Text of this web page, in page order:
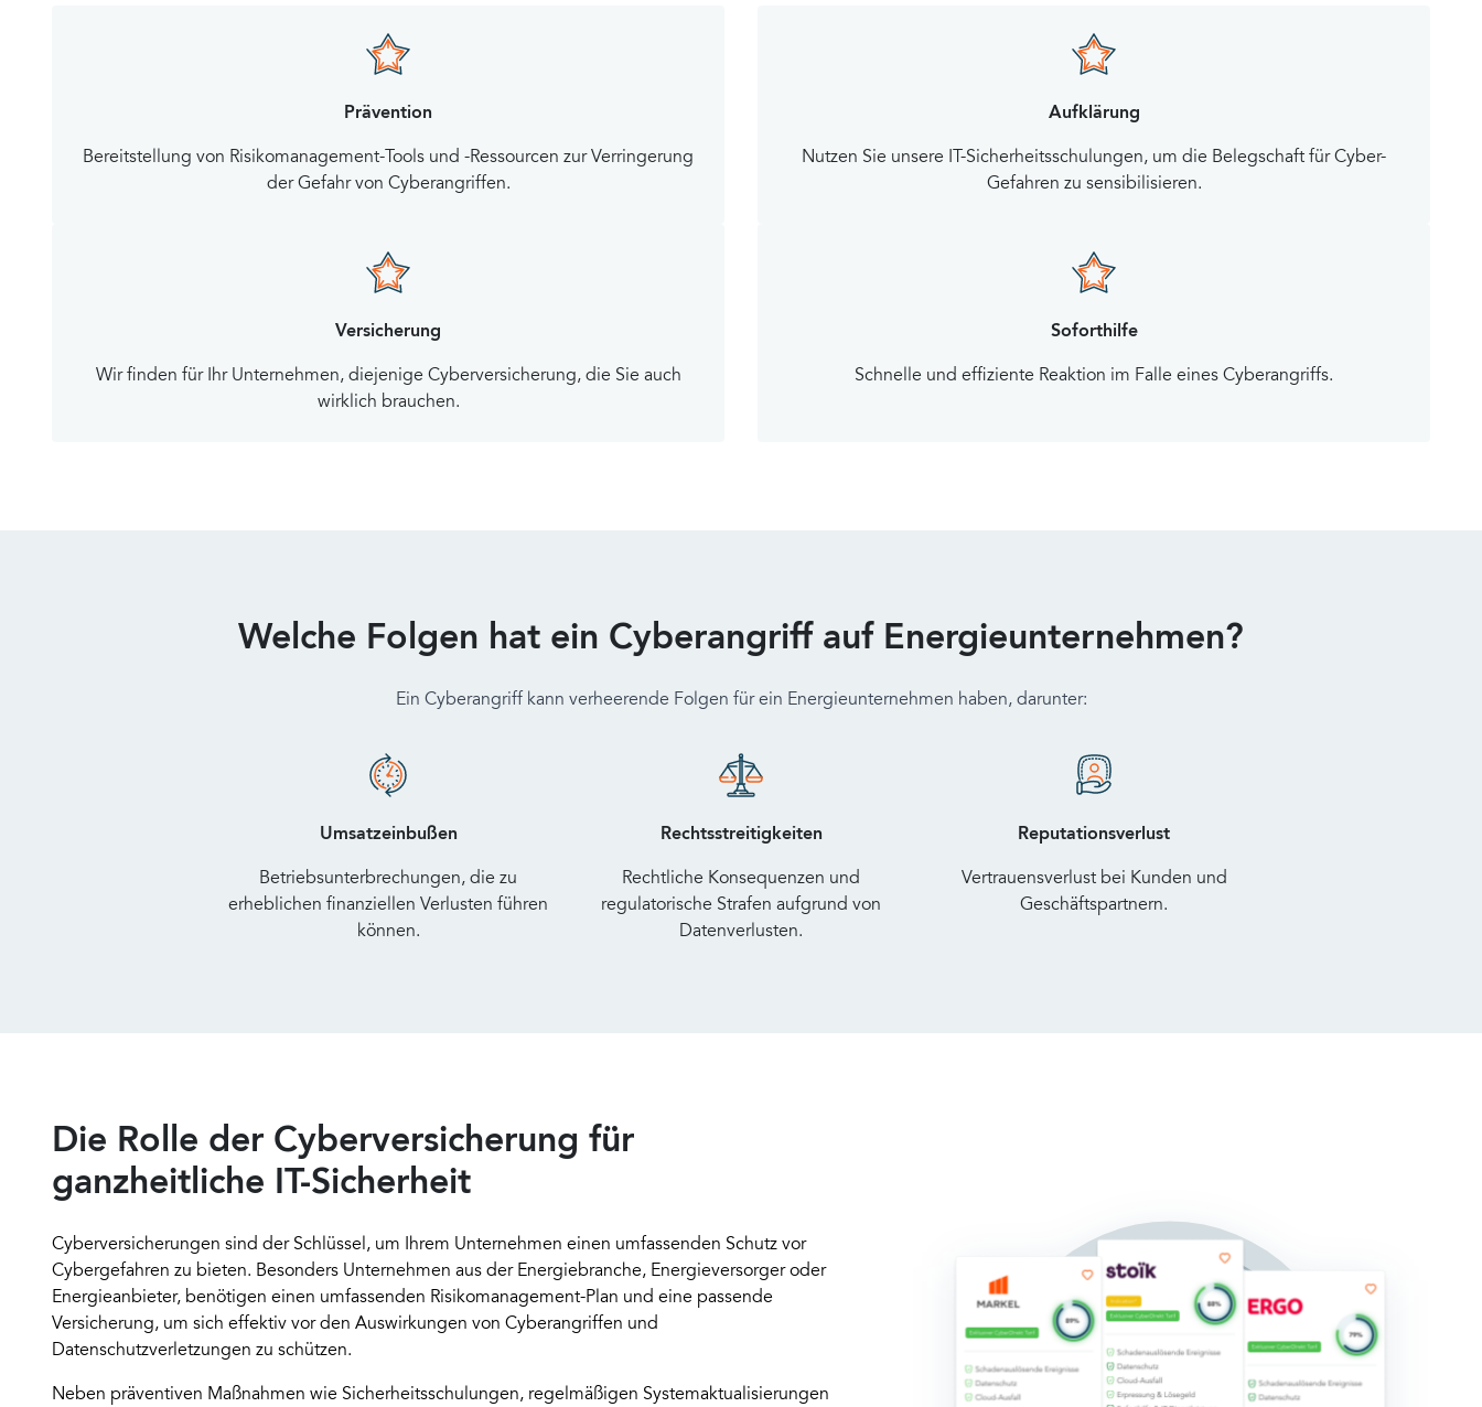
Prävention
Bereitstellung von Risikomanagement-Tools und -Ressourcen zur Verringerung
der Gefahr von Cyberangriffen.
Aufklärung
Nutzen Sie unsere IT-Sicherheitsschulungen, um die Belegschaft für Cyber-
Gefahren zu sensibilisieren.
Versicherung
Wir finden für Ihr Unternehmen, diejenige Cyberversicherung, die Sie auch
wirklich brauchen.
Soforthilfe
Schnelle und effiziente Reaktion im Falle eines Cyberangriffs.
Welche Folgen hat ein Cyberangriff auf Energieunternehmen?
Ein Cyberangriff kann verheerende Folgen für ein Energieunternehmen haben, darunter:
Umsatzeinbußen
Betriebsunterbrechungen, die zu
erheblichen finanziellen Verlusten führen
können.
Rechtsstreitigkeiten
Rechtliche Konsequenzen und
regulatorische Strafen aufgrund von
Datenverlusten.
Reputationsverlust
Vertrauensverlust bei Kunden und
Geschäftspartnern.
Die Rolle der Cyberversicherung für
ganzheitliche IT-Sicherheit
Cyberversicherungen sind der Schlüssel, um Ihrem Unternehmen einen umfassenden Schutz vor
Cybergefahren zu bieten. Besonders Unternehmen aus der Energiebranche, Energieversorger oder
Energieanbieter, benötigen einen umfassenden Risikomanagement-Plan und eine passende
Versicherung, um sich effektiv vor den Auswirkungen von Cyberangriffen und
Datenschutzverletzungen zu schützen.
Neben präventiven Maßnahmen wie Sicherheitsschulungen, regelmäßigen Systemaktualisierungen